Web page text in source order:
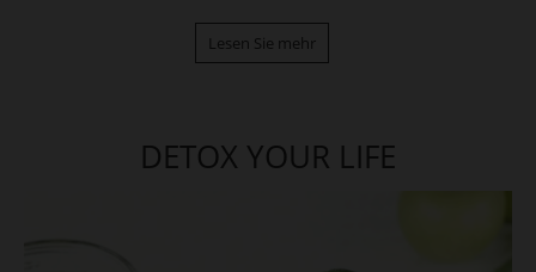
Lesen Sie mehr
DETOX YOUR LIFE